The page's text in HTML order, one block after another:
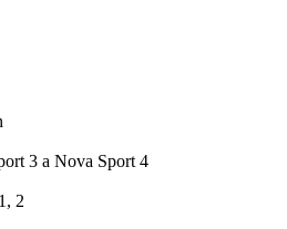
3 a Nova Sport 4
2